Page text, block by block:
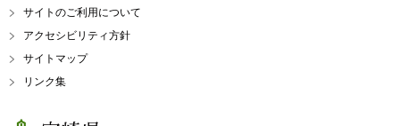
サイトのご利用について
アクセシビリティ方針
サイトマップ
リンク集